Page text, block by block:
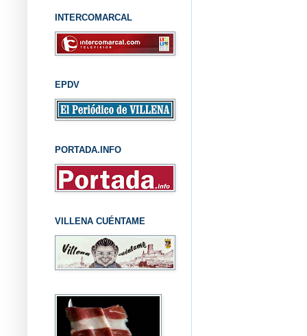
INTERCOMARCAL
EPDV
PORTADA.INFO
VILLENA CUÉNTAME